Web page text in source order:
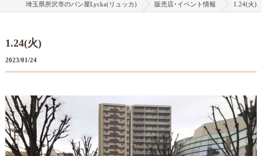
埼玉県所沢市のパン屋Lycka(リュッカ) 販売店･イベント情報 1.24(火)
1.24(火)
2023/01/24